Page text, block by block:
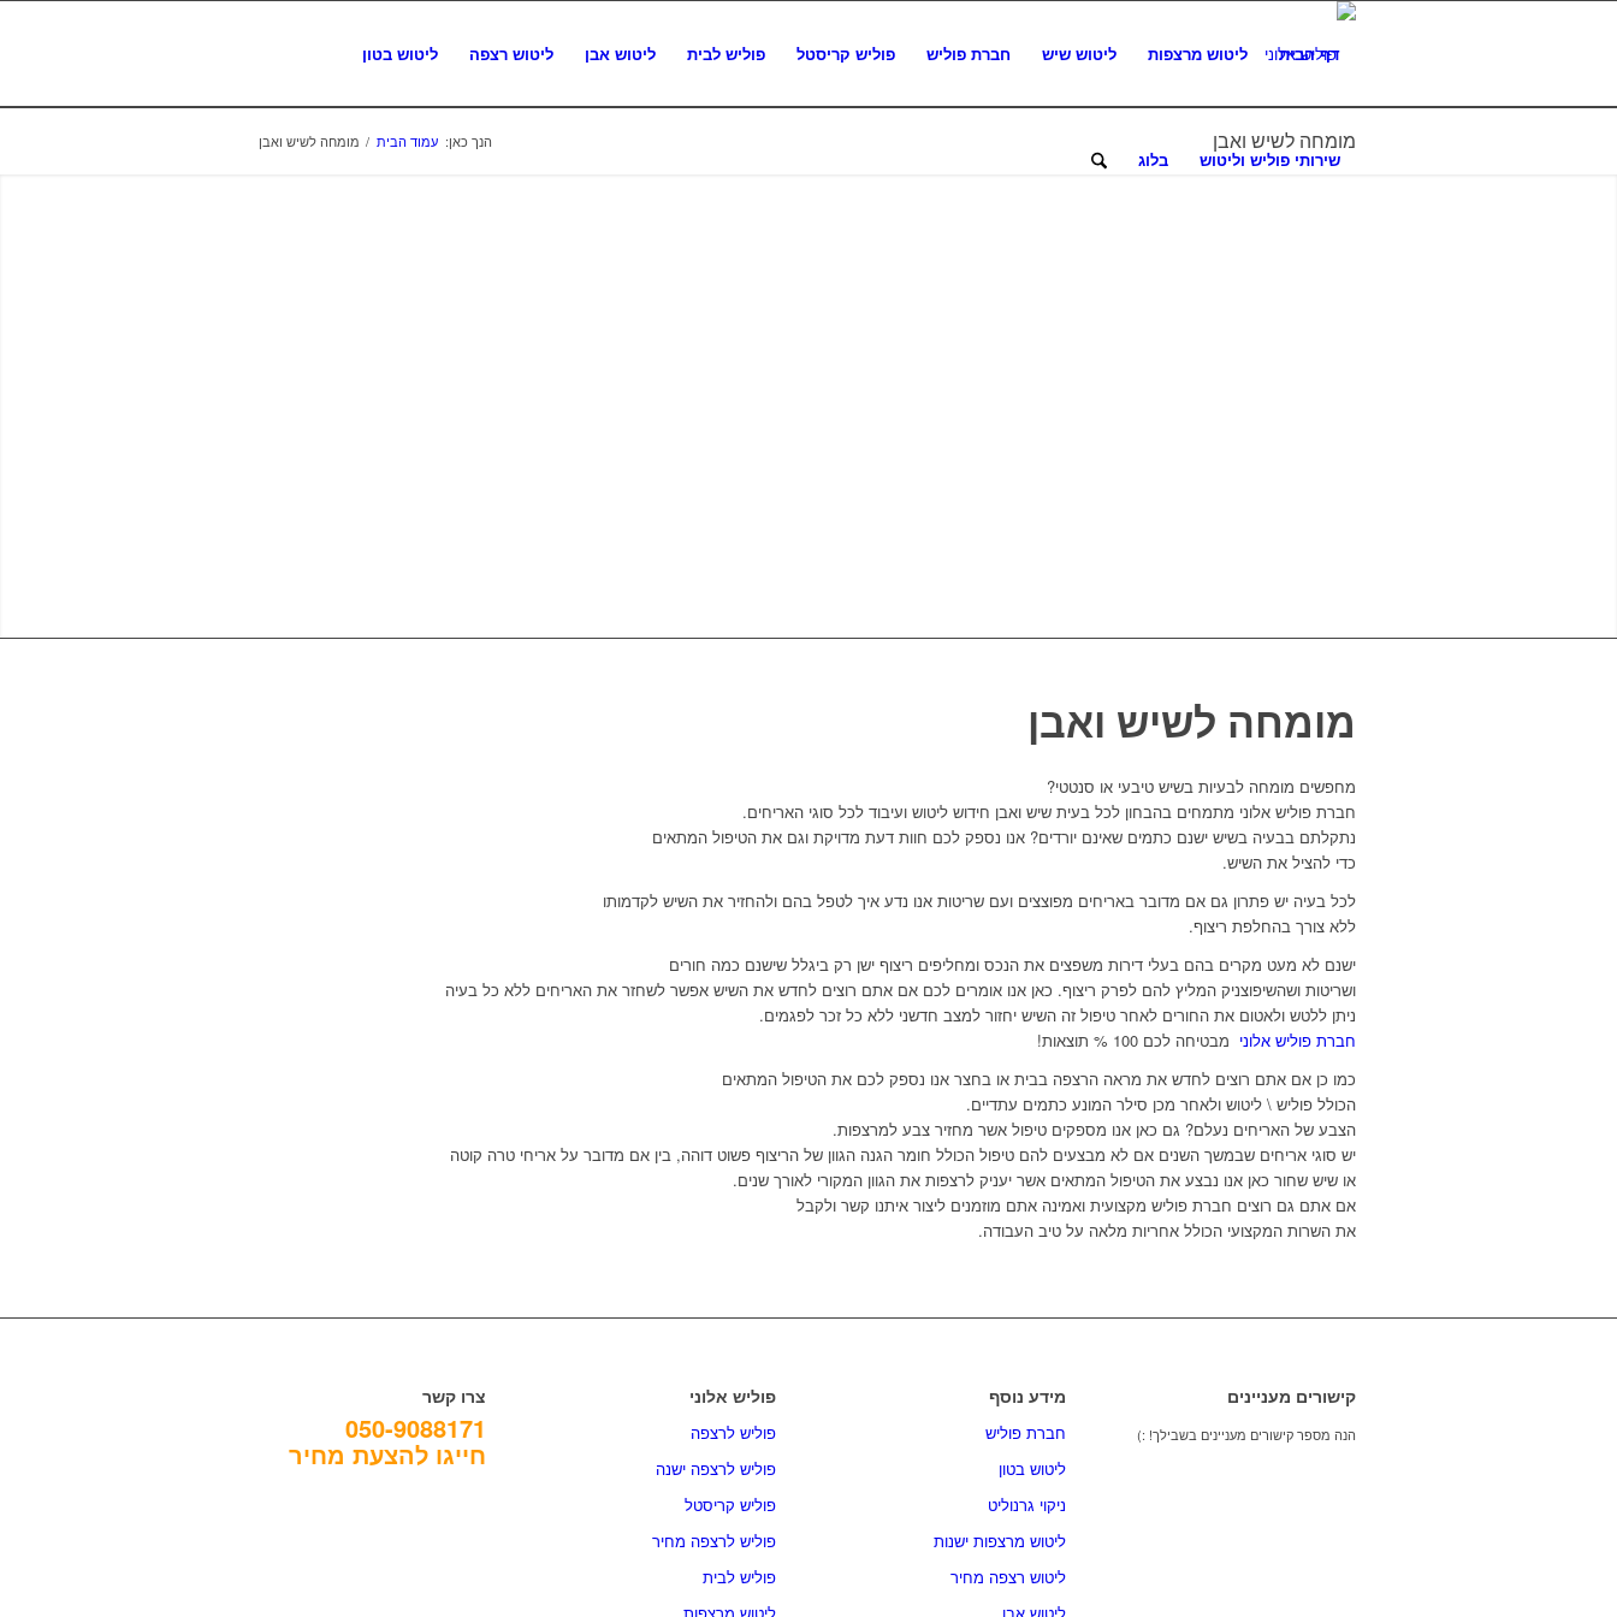
דף הבית ליטוש מרצפות ליטוש שיש חברת פוליש פוליש קריסטל פוליש לבית ליטוש אבן ליטוש רצפה ליטוש בטון
שירותי פוליש וליטוש בלוג
מומחה לשיש ואבן הנך כאן: עמוד הבית / מומחה לשיש ואבן
מומחה לשיש ואבן
מחפשים מומחה לבעיות בשיש טיבעי או סנטטי?
חברת פוליש אלוני מתמחים בהבחון לכל בעית שיש ואבן חידוש ליטוש ועיבוד לכל סוגי האריחים.
נתקלתם בבעיה בשיש ישנם כתמים שאינם יורדים? אנו נספק לכם חוות דעת מדויקת וגם את הטיפול המתאים
כדי להציל את השיש.
לכל בעיה יש פתרון גם אם מדובר באריחים מפוצצים ועם שריטות אנו נדע איך לטפל בהם ולהחזיר את השיש לקדמותו
ללא צורך בהחלפת ריצוף.
ישנם לא מעט מקרים בהם בעלי דירות משפצים את הנכס ומחליפים ריצוף ישן רק ביגלל שישנם כמה חורים
ושריטות ושהשיפוצניק המליץ להם לפרק ריצוף. כאן אנו אומרים לכם אם אתם רוצים לחדש את השיש אפשר לשחזר את האריחים ללא כל בעיה
ניתן ללטש ולאטום את החורים לאחר טיפול זה השיש יחזור למצב חדשני ללא כל זכר לפגמים.
חברת פוליש אלוני מבטיחה לכם 100 % תוצאות!
כמו כן אם אתם רוצים לחדש את מראה הרצפה בבית או בחצר אנו נספק לכם את הטיפול המתאים
הכולל פוליש \ ליטוש ולאחר מכן סילר המונע כתמים עתדיים.
הצבע של האריחים נעלם? גם כאן אנו מספקים טיפול אשר מחזיר צבע למרצפות.
יש סוגי אריחים שבמשך השנים אם לא מבצעים להם טיפול הכולל חומר הגנה הגוון של הריצוף פשוט דוהה, בין אם מדובר על אריחי טרה קוטה
או שיש שחור כאן אנו נבצע את הטיפול המתאים אשר יעניק לרצפות את הגוון המקורי לאורך שנים.
אם אתם גם רוצים חברת פוליש מקצועית ואמינה אתם מוזמנים ליצור איתנו קשר ולקבל
את השרות המקצועי הכולל אחריות מלאה על טיב העבודה.
קישורים מעניינים
הנה מספר קישורים מעניינים בשבילך! :)
מידע נוסף
חברת פוליש
ליטוש בטון
ניקוי גרנוליט
ליטוש מרצפות ישנות
ליטוש רצפה מחיר
ליטוש אבן
פוליש אלוני
פוליש לרצפה
פוליש לרצפה ישנה
פוליש קריסטל
פוליש לרצפה מחיר
פוליש לבית
ליטוש מרצפות
צרו קשר
050-9088171
חייגו להצעת מחיר